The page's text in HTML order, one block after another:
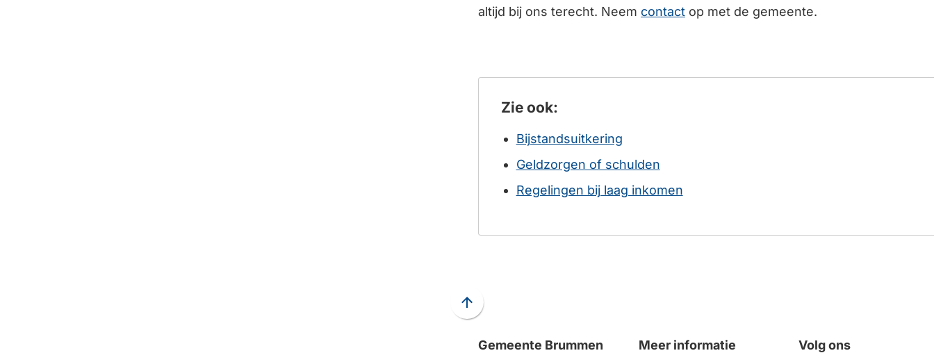
altijd bij ons terecht. Neem contact op met de gemeente.
Zie ook:
Bijstandsuitkering
Geldzorgen of schulden
Regelingen bij laag inkomen
Scroll
boven
Gemeente Brummen Meer informatie Volg ons